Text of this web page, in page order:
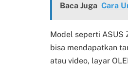
Baca Juga Cara
Model seperti ASUS
bisa mendapatkan
atau video, layar